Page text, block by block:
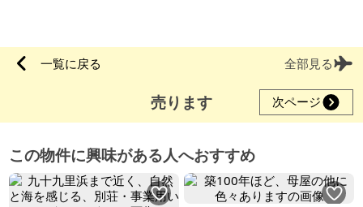
一覧に戻る 全部見る
売ります 次ページ
この物件に興味がある人へおすすめ